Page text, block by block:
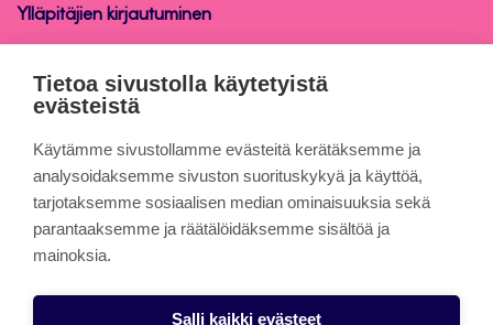
Ylläpitäjien kirjautuminen
Opetus
Tietoa sivuista
Evästeet
Saavutettavuusseloste
Tietosuojaseloste
Tietoa sivustolla käytetyistä
evästeistä
Käytämme sivustollamme evästeitä kerätäksemme ja
analysoidaksemme sivuston suorituskykyä ja käyttöä,
tarjotaksemme sosiaalisen median ominaisuuksia sekä
parantaaksemme ja räätälöidäksemme sisältöä ja
mainoksia.
Salli kaikki evästeet